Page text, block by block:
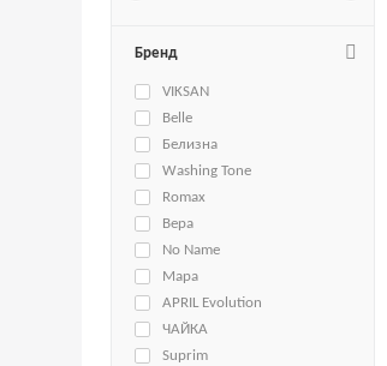
Бренд
VIKSAN
Belle
Белизна
Washing Tone
Romax
Вера
No Name
Мара
APRIL Evolution
ЧАЙКА
Suprim